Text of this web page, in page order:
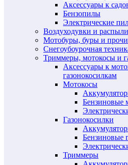
Аксессуары к
Бензопилы
Электрические
Воздуходувки и
Мотобуры, буры и
Снегоубоурочная
Триммеры, мотокосы и
Аксессуары к
газонокосилкам
Мотокосы
Бензиновые
Газонокосилки
Бензиновые
Триммеры